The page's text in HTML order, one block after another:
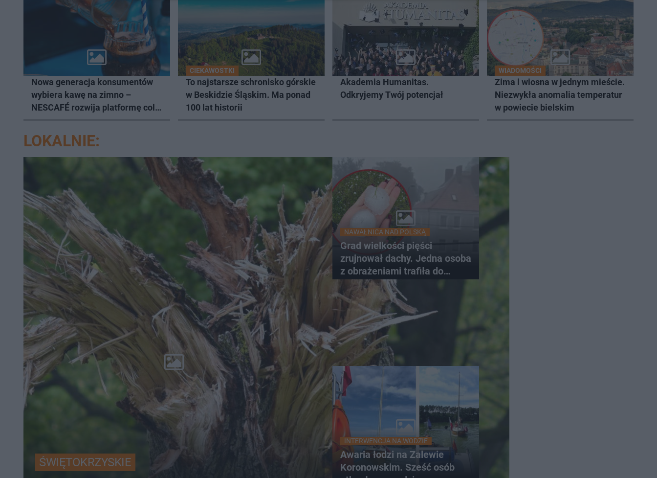
Nowa generacja konsumentów
wybiera kawę na zimno –
NESCAFÉ rozwija platformę cold
CIEKAWOSTKI
To najstarsze schronisko górskie
w Beskidzie Śląskim. Ma ponad
100 lat historii
Akademia Humanitas.
Odkryjemy Twój potencjał
WIADOMOŚCI
Zima i wiosna w jednym mieście.
Niezwykła anomalia temperatur
w powiecie bielskim
LOKALNIE:
ŚWIĘTOKRZYSKIE
NAWAŁNICA NAD POLSKĄ
Grad wielkości pięści
zrujnował dachy. Jedna osoba
z obrażeniami trafiła do
szpitala
INTERWENCJA NA WODZIE
Awaria łodzi na Zalewie
Koronowskim. Sześć osób